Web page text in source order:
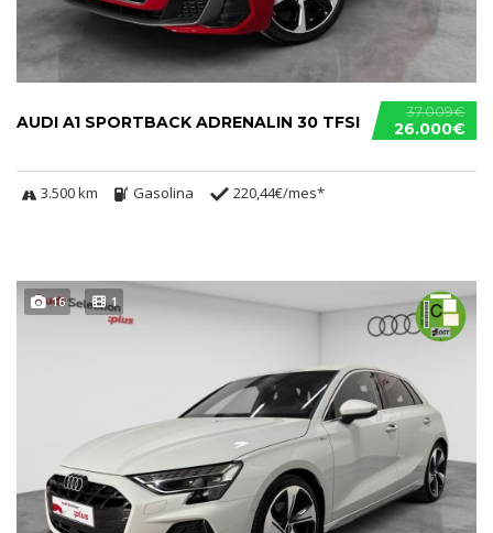
37.009€
26.000€
AUDI A1 SPORTBACK ADRENALIN 30 TFSI
3.500 km Gasolina 220,44€/mes*
16 1